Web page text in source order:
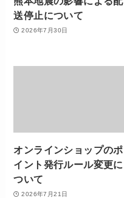
送停止について
2026年7月30日
オンラインショップのポ
イント発行ルール変更に
ついて
2026年7月21日